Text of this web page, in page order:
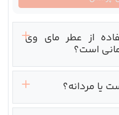
از عطر مای وی
است؟
یا مردانه؟